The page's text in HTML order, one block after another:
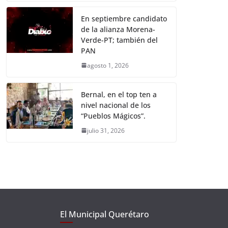
En septiembre candidato
de la alianza Morena-
Verde-PT; también del
PAN
agosto 1, 2026
Bernal, en el top ten a
nivel nacional de los
“Pueblos Mágicos”.
julio 31, 2026
El Municipal Querétaro